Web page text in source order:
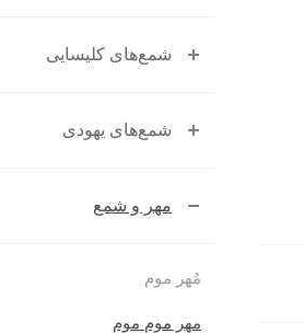
شمع‌های کلیسایی
شمع‌های یهودی
مهر و شمع
مُهر موم
مهر موم موم